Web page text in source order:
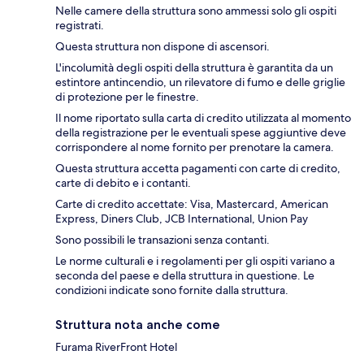
Nelle camere della struttura sono ammessi solo gli ospiti
registrati.
Questa struttura non dispone di ascensori.
L'incolumità degli ospiti della struttura è garantita da un
estintore antincendio, un rilevatore di fumo e delle griglie
di protezione per le finestre.
Il nome riportato sulla carta di credito utilizzata al momento
della registrazione per le eventuali spese aggiuntive deve
corrispondere al nome fornito per prenotare la camera.
Questa struttura accetta pagamenti con carte di credito,
carte di debito e i contanti.
Carte di credito accettate: Visa, Mastercard, American
Express, Diners Club, JCB International, Union Pay
Sono possibili le transazioni senza contanti.
Le norme culturali e i regolamenti per gli ospiti variano a
seconda del paese e della struttura in questione. Le
condizioni indicate sono fornite dalla struttura.
Struttura nota anche come
Furama RiverFront Hotel